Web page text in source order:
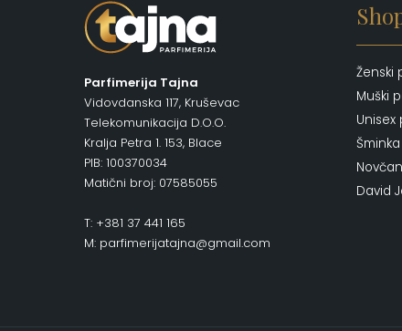
Parfimerija Tajna
Vidovdanska 117, Kruševac
Telekomunikacija D.O.O.
Kralja Petra 1. 153, Blace
PIB: 100370034
Matični broj: 07585055
T: +381 37 441 165
M: parfimerijatajna@gmail.com
Ženski
Muški
Unisex
Šminka
David